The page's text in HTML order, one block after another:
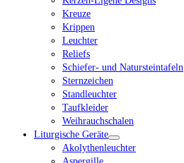
Kreuze
Krippen
Leuchter
Reliefs
Schiefer- und Natursteintafeln
Sternzeichen
Standleuchter
Taufkleider
Weihrauchschalen
Liturgische Geräte
Akolythenleuchter